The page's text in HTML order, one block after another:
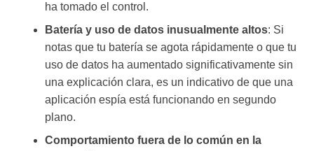
ha tomado el control.
Batería y uso de datos inusualmente altos: Si
notas que tu batería se agota rápidamente o que tu
uso de datos ha aumentado significativamente sin
una explicación clara, es un indicativo de que una
aplicación espía está funcionando en segundo
plano.
Comportamiento fuera de lo común en la